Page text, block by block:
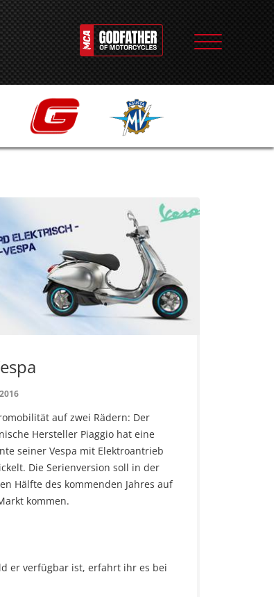
auf zwei Rädern: Der
Hersteller Piaggio hat eine
seiner Vespa mit Elektroantrieb
Die Serienversion soll in der
Hälfte des kommenden Jahres auf
kommen.
er verfügbar ist, erfahrt ihr es bei